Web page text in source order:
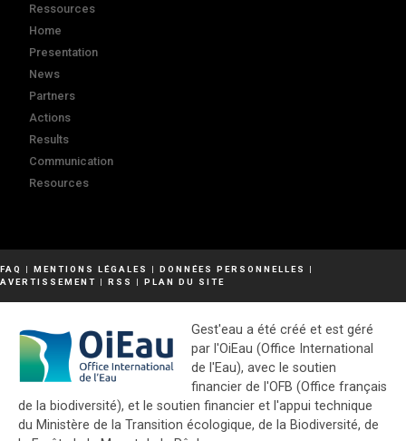
Ressources
Home
Presentation
News
Partners
Actions
Results
Communication
Resources
FAQ | MENTIONS LÉGALES | DONNÉES PERSONNELLES
|
AVERTISSEMENT | RSS | PLAN DU SITE
Gest'eau a été créé et est géré
par l'OiEau (Office International
de l'Eau), avec le soutien
financier de l'OFB (Office français
de la biodiversité), et le soutien financier et l'appui technique
du Ministère de la Transition écologique, de la Biodiversité, de